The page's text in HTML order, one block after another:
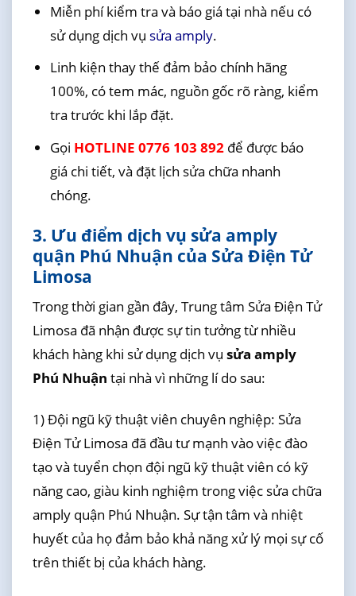
Miễn phí kiểm tra và báo giá tại nhà nếu có
sử dụng dịch vụ sửa amply.
Linh kiện thay thế đảm bảo chính hãng
100%, có tem mác, nguồn gốc rõ ràng, kiểm
tra trước khi lắp đặt.
Gọi HOTLINE 0776 103 892để được báo
giá chi tiết, và đặt lịch sửa chữa nhanh
chóng.
3. Ưu điểm dịch vụ sửa amply
quận Phú Nhuận của Sửa Điện Tử
Limosa
Trong thời gian gần đây, Trung tâm Sửa Điện Tử
Limosa đã nhận được sự tin tưởng từ nhiều
khách hàng khi sử dụng dịch vụ sửa amply
Phú Nhuận tại nhà vì những lí do sau:
1) Đội ngũ kỹ thuật viên chuyên nghiệp: Sửa
Điện Tử Limosa đã đầu tư mạnh vào việc đào
tạo và tuyển chọn đội ngũ kỹ thuật viên có kỹ
năng cao, giàu kinh nghiệm trong việc sửa chữa
amply quận Phú Nhuận. Sự tận tâm và nhiệt
huyết của họ đảm bảo khả năng xử lý mọi sự cố
trên thiết bị của khách hàng.